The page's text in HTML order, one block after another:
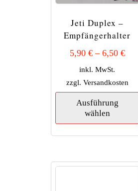
Jeti Duplex –
Empfängerhalter
5,90 €– 6,50 €
inkl. MwSt.
zzgl. Versandkosten
Ausführung
wählen